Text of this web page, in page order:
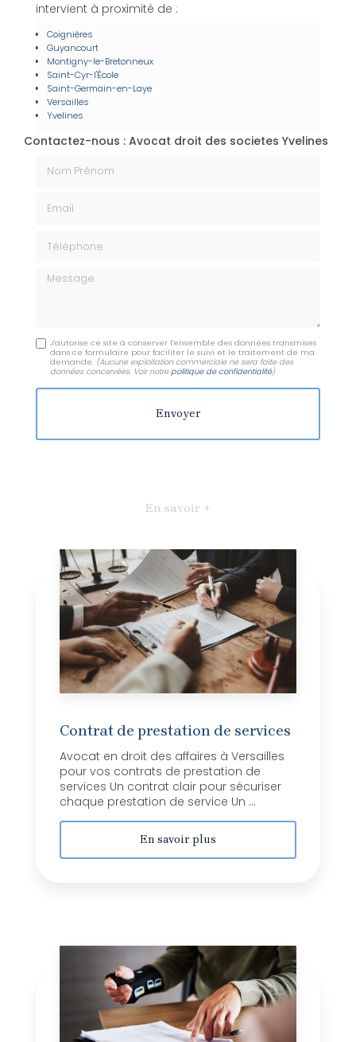
intervient à proximité de :
Coignières
Guyancourt
Montigny-le-Bretonneux
Saint-Cyr-l'École
Saint-Germain-en-Laye
Versailles
Yvelines
Contactez-nous : Avocat droit des societes Yvelines
Message
J'autorise ce site à conserver l'ensemble des données transmises
dans ce formulaire pour faciliter le suivi et le traitement de ma
demande. (Aucune exploitation commerciale ne sera faite des
données concervées. Voir notrepolitique de confidentialité)
En savoir +
Contrat de prestation de services
Avocat en droit des affaires à Versailles
pour vos contrats de prestation de
services Un contrat clair pour sécuriser
chaque prestation de service Un ...
En savoir plus